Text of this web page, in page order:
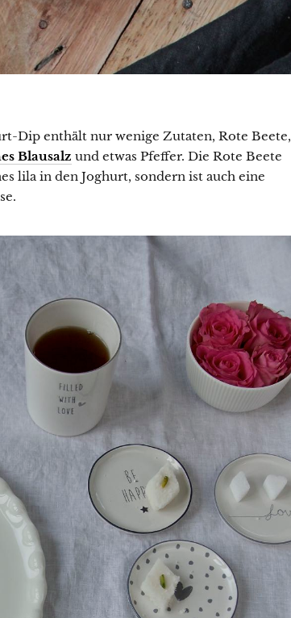
Dip enthält nur wenige Zutaten, Rote Beete,
Blausalz und etwas Pfeffer. Die Rote Beete
lila in den Joghurt, sondern ist auch eine